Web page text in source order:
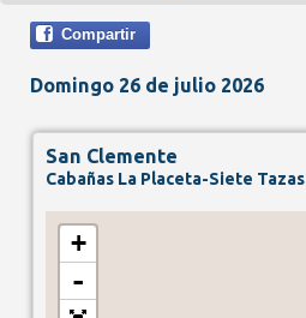
Compartir
Domingo 26 de julio 2026
San Clemente
Cabañas La Placeta-Siete Tazas
+
-